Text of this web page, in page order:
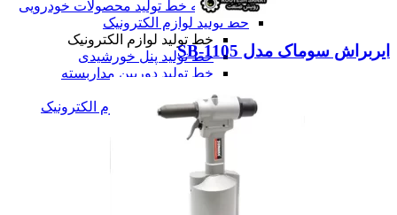
همه خط تولید محصولات خودرویی
خط تولید لوازم الکترونیک
خط تولید لوازم الکترونیک
خط تولید پنل خورشیدی
خط تولید دوربین مداربسته
همه خط تولید لوازم الکترونیک
همه دستگاه های تولید
ماشین آلات صنعتی
ماشین آلات صنعتی
فرز cnc
فرز cnc
ایربراش سوماک مدل SB-1105